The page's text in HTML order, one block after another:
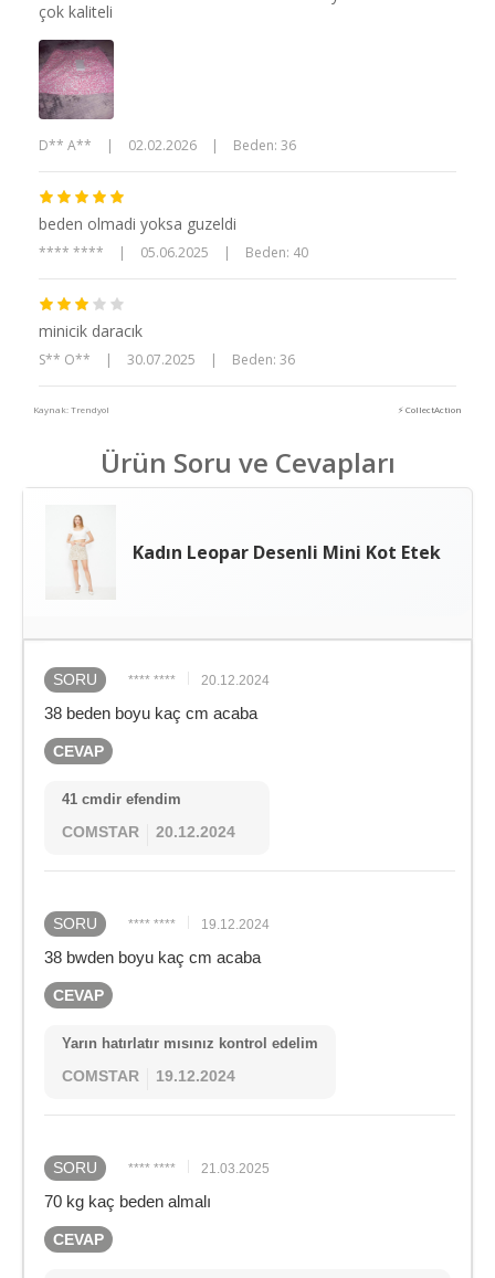
çok kaliteli
D** A** | 02.02.2026 | Beden: 36
beden olmadi yoksa guzeldi
**** **** | 05.06.2025 | Beden: 40
minicik daracık
S** O** | 30.07.2025 | Beden: 36
Kaynak: Trendyol ⚡ CollectAction
Ürün Soru ve Cevapları
Kadın Leopar Desenli Mini Kot Etek
SORU **** **** 20.12.2024
38 beden boyu kaç cm acaba
CEVAP
41 cmdir efendim
COMSTAR 20.12.2024
SORU **** **** 19.12.2024
38 bwden boyu kaç cm acaba
CEVAP
Yarın hatırlatır mısınız kontrol edelim
COMSTAR 19.12.2024
SORU **** **** 21.03.2025
70 kg kaç beden almalı
CEVAP